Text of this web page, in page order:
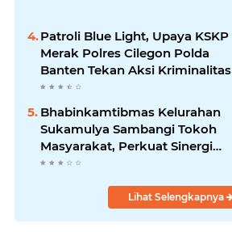
Patroli Blue Light, Upaya KSKP
Merak Polres Cilegon Polda
Banten Tekan Aksi Kriminalitas
Bhabinkamtibmas Kelurahan
Sukamulya Sambangi Tokoh
Masyarakat, Perkuat Sinergi
Jaga Kamtibmas
Lihat Selengkapnya